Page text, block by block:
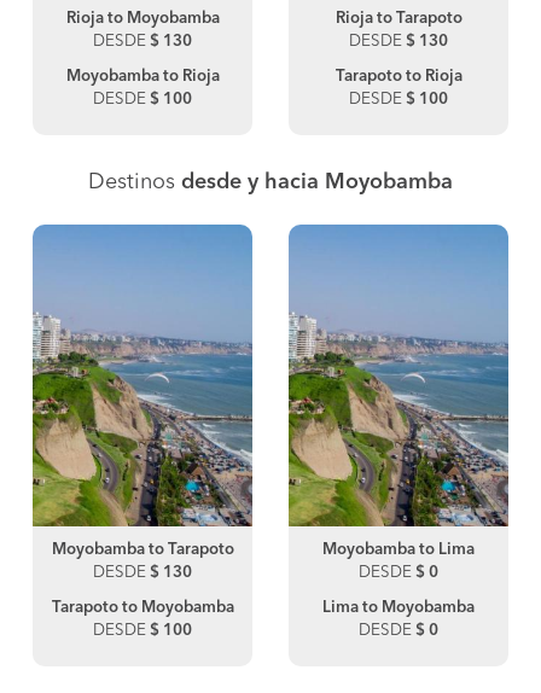
Rioja to Moyobamba
DESDE $ 130
Moyobamba to Rioja
DESDE $ 100
Rioja to Tarapoto
DESDE $ 130
Tarapoto to Rioja
DESDE $ 100
Destinos desde y hacia Moyobamba
Moyobamba to Tarapoto
DESDE $ 130
Tarapoto to Moyobamba
DESDE $ 100
Moyobamba to Lima
DESDE $ 0
Lima to Moyobamba
DESDE $ 0